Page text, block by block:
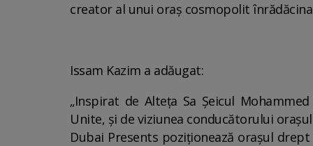
creator al unui oraș cosmopolit
Issam Kazim a adăugat:
„Inspirat de Alteța Sa Șeicul
Unite, și de viziunea conducătorului
Dubai Presents poziționează orașul